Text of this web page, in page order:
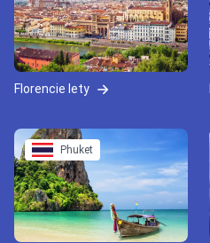
Florencie lety
Phuket